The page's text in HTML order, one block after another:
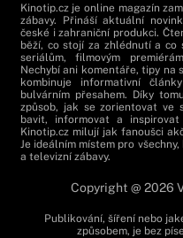
Kinotip.cz je online magazín
zábavy. Přináší aktuální
české i zahraniční produkci.
běží, co stojí za zhlédnutí a co
seriálům, filmovým
Nechybí ani komentáře, tipy na
kombinuje informativní
bulvárním přesahem. Díky
způsob, jak se zorientovat ve
bavit, informovat a
Kinotip.cz milují jak fanoušci
Je ideálním místem pro
a televizní zábavy.
Copyright @ 2026
Publikování, šíření nebo
způsobem, je bez